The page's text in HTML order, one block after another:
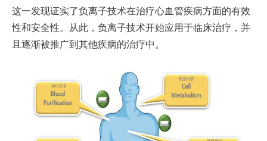
这一发现证实了负离子技术在治疗心血管疾病方面的有效
性和安全性。从此，负离子技术开始应用于临床治疗，并
且逐渐被推广到其他疾病的治疗中。